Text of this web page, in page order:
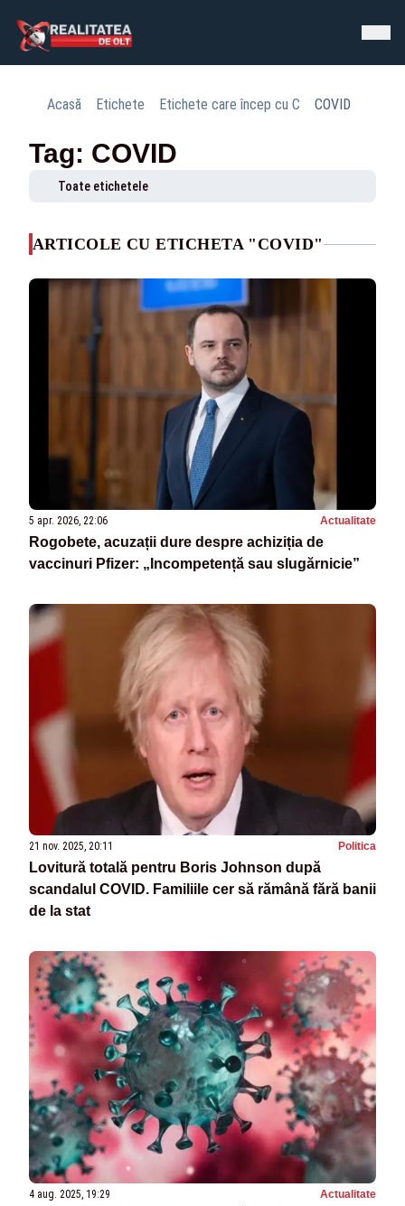
Acasă Etichete Etichete care încep cu C COVID
Tag: COVID
Toate etichetele
ARTICOLE CU ETICHETA "COVID"
5 apr. 2026, 22:06 Actualitate
Rogobete, acuzații dure despre achiziția de
vaccinuri Pfizer: „Incompetență sau slugărnicie”
21 nov. 2025, 20:11 Politica
Lovitură totală pentru Boris Johnson după
scandalul COVID. Familiile cer să rămână fără banii
de la stat
4 aug. 2025, 19:29 Actualitate